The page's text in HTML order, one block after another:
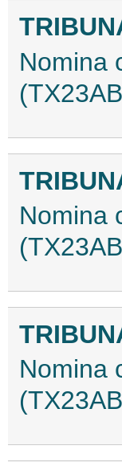
Nomina
Nomina
Nomina